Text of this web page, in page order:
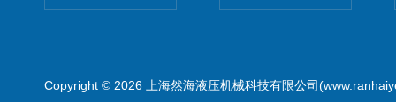
Copyright © 2026 上海然海液压机械科技有限公司